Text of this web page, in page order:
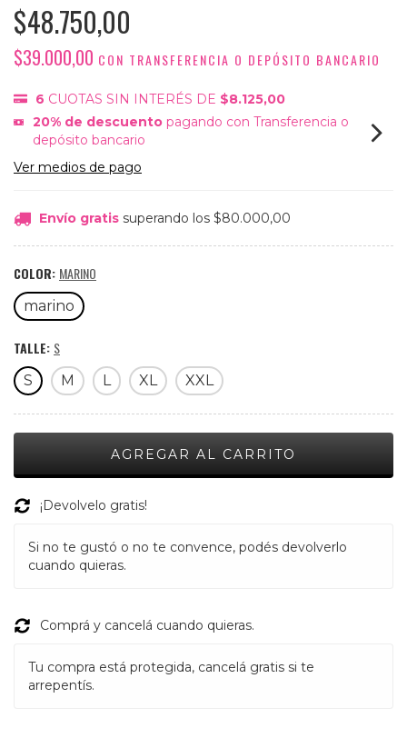
$48.750,00
$39.000,00 CON TRANSFERENCIA O DEPÓSITO BANCARIO
6 CUOTAS SIN INTERÉS DE $8.125,00
20% de descuento pagando con Transferencia o
depósito bancario
Ver medios de pago
Envío gratis superando los $80.000,00
COLOR: MARINO
marino
TALLE: S
S M L XL XXL
¡Devolvelo gratis!
Si no te gustó o no te convence, podés devolverlo
cuando quieras.
Comprá y cancelá cuando quieras.
Tu compra está protegida, cancelá gratis si te
arrepentís.